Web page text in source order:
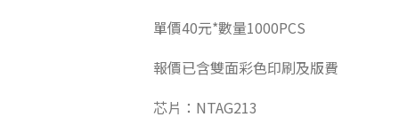
單價40元*數量1000PCS
報價已含雙面彩色印刷及版費
芯片：NTAG213